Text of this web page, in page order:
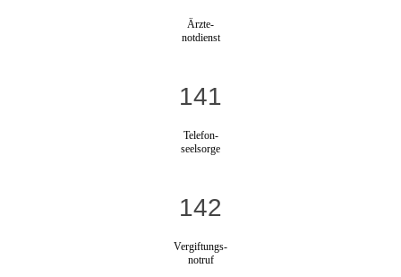
Ärzte-
notdienst
141
Telefon-
seelsorge
142
Vergiftungs-
notruf